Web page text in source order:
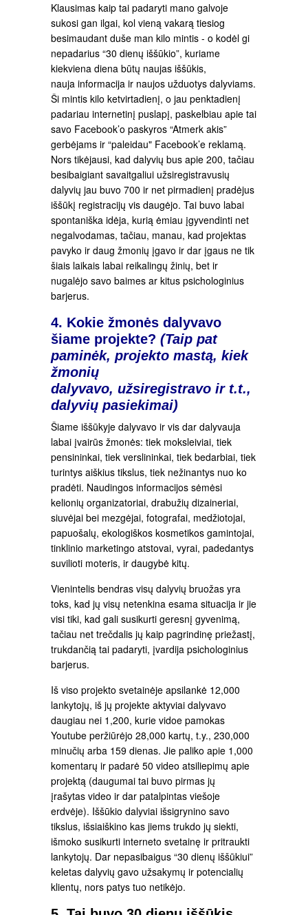
Klausimas kaip tai padaryti mano galvoje
sukosi gan ilgai, kol vieną vakarą tiesiog
besimaudant duše man kilo mintis - o kodėl gi
nepadarius “30 dienų iššūkio”, kuriame
kiekviena diena būtų naujas iššūkis,
nauja informacija ir naujos užduotys dalyviams.
Ši mintis kilo ketvirtadienį, o jau penktadienį
padariau internetinį puslapį, paskelbiau apie tai
savo Facebook’o paskyros “Atmerk akis”
gerbėjams ir “paleidau" Facebook’e reklamą.
Nors tikėjausi, kad dalyvių bus apie 200, tačiau
besibaigiant savaitgaliui užsiregistravusių
dalyvių jau buvo 700 ir net pirmadienį pradėjus
iššūkį registracijų vis daugėjo. Tai buvo labai
spontaniška idėja, kurią ėmiau įgyvendinti net
negalvodamas, tačiau, manau, kad projektas
pavyko ir daug žmonių įgavo ir dar įgaus ne tik
šiais laikais labai reikalingų žinių, bet ir
nugalėjo savo baimes ar kitus psichologinius
barjerus.
4. Kokie žmonės dalyvavo
šiame projekte? (Taip pat
paminėk, projekto mastą, kiek
žmonių
dalyvavo, užsiregistravo ir t.t.,
dalyvių pasiekimai)
Šiame iššūkyje dalyvavo ir vis dar dalyvauja
labai įvairūs žmonės: tiek moksleiviai, tiek
pensininkai, tiek verslininkai, tiek bedarbiai, tiek
turintys aiškius tikslus, tiek nežinantys nuo ko
pradėti. Naudingos informacijos sėmėsi
kelionių organizatoriai, drabužių dizaineriai,
siuvėjai bei mezgėjai, fotografai, medžiotojai,
papuošalų, ekologiškos kosmetikos gamintojai,
tinklinio marketingo atstovai, vyrai, padedantys
suvilioti moteris, ir daugybė kitų.
Vienintelis bendras visų dalyvių bruožas yra
toks, kad jų visų netenkina esama situacija ir jie
visi tiki, kad gali susikurti geresnį gyvenimą,
tačiau net trečdalis jų kaip pagrindinę priežastį,
trukdančią tai padaryti, įvardija psichologinius
barjerus.
Iš viso projekto svetainėje apsilankė 12,000
lankytojų, iš jų projekte aktyviai dalyvavo
daugiau nei 1,200, kurie vidoe pamokas
Youtube peržiūrėjo 28,000 kartų, t.y., 230,000
minučių arba 159 dienas. Jie paliko apie 1,000
komentarų ir padarė 50 video atsiliepimų apie
projektą (daugumai tai buvo pirmas jų
įrašytas video ir dar patalpintas viešoje
erdvėje). Iššūkio dalyviai išsigrynino savo
tikslus, išsiaiškino kas jiems trukdo jų siekti,
išmoko susikurti interneto svetainę ir pritraukti
lankytojų. Dar nepasibaigus “30 dienų iššūkiui”
keletas dalyvių gavo užsakymų ir potencialių
klientų, nors patys tuo netikėjo.